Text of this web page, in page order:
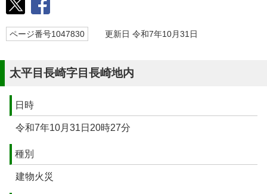
ページ番号1047830 更新日 令和7年10月31日
太平目長崎字目長崎地内
日時
令和7年10月31日20時27分
種別
建物火災